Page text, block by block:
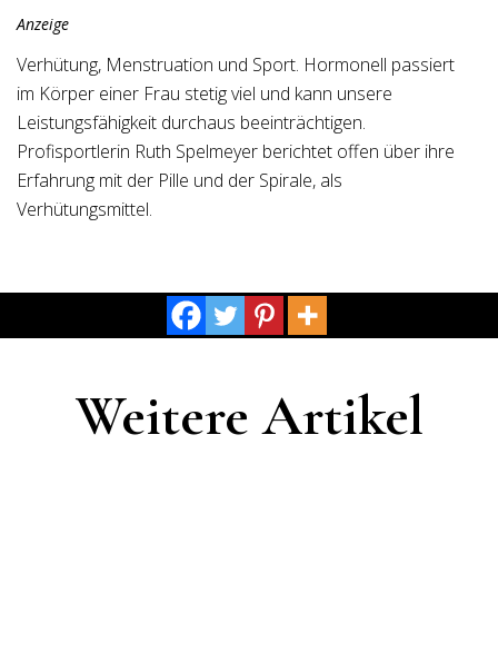
Anzeige
Verhütung, Menstruation und Sport. Hormonell passiert
im Körper einer Frau stetig viel und kann unsere
Leistungsfähigkeit durchaus beeinträchtigen.
Profisportlerin Ruth Spelmeyer berichtet offen über ihre
Erfahrung mit der Pille und der Spirale, als
Verhütungsmittel.
Weitere Artikel